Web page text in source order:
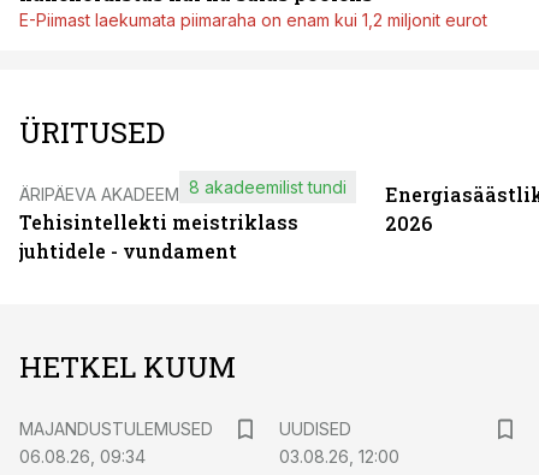
E-Piimast laekumata piimaraha on enam kui 1,2 miljonit eurot
ÜRITUSED
ÄRIPÄEVA AKADEEMIA
Tehisintellekti meistriklass
juhtidele - vundament
8 akadeemilist tundi
2026
HETKEL KUUM
MAJANDUSTULEMUSED
06.08.26, 09:34
UUDISED
03.08.26, 12:00